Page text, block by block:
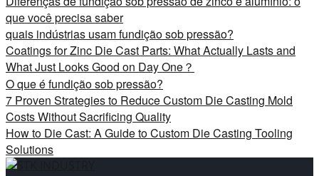
que você precisa saber
quais indústrias usam fundição sob pressão?
Coatings for Zinc Die Cast Parts: What Actually Lasts and
What Just Looks Good on Day One？
O que é fundição sob pressão?
7 Proven Strategies to Reduce Custom Die Casting Mold
Costs Without Sacrificing Quality
How to Die Cast: A Guide to Custom Die Casting Tooling
Solutions